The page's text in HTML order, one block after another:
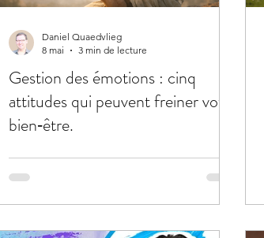
Gestion des émotions : cinq
attitudes qui peuvent freiner votre
bien‑être.
Daniel Quaedvlieg
8 mai
3 min de lecture